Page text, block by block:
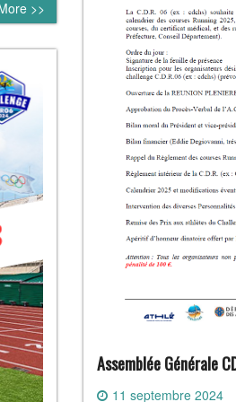
>>
Assemblée Générale
11 septembre 2024